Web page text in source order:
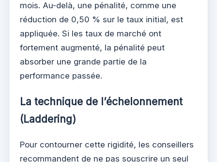
mois. Au-delà, une pénalité, comme une
réduction de 0,50 % sur le taux initial, est
appliquée. Si les taux de marché ont
fortement augmenté, la pénalité peut
absorber une grande partie de la
performance passée.
La technique de l’échelonnement
(Laddering)
Pour contourner cette rigidité, les conseillers
recommandent de ne pas souscrire un seul